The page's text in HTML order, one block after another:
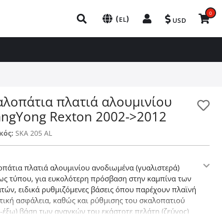
(EL) USD
0
πλατιά αλουμινίου
Rexton 2002->2012
SKA 205 AL
πλατιά αλουμινίου ανοδιωμένα (γυαλιστερά)
τύπου, για ευκολότερη πρόσβαση στην καμπίνα των
ειδικά ρυθμιζόμενες βάσεις όπου παρέχουν πλαϊνή
ασφάλεια, καθώς και ρύθμισης του σκαλοπατιού
έξω) βάση των αναγκών του εκάστοτε πελάτη (ζεύγος)